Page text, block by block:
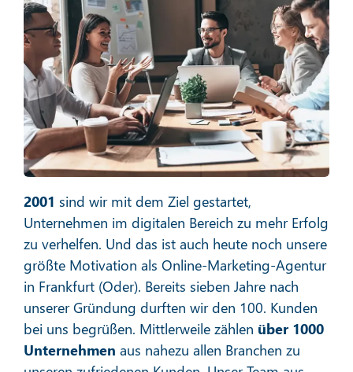
Social Media Marketing
Mehr erfahren
E-Mail-Marketing
2001 sind wir mit dem Ziel gestartet,
Unternehmen im digitalen Bereich zu mehr Erfolg
zu verhelfen. Und das ist auch heute noch unsere
größte Motivation als Online-Marketing-Agentur
in Frankfurt (Oder). Bereits sieben Jahre nach
unserer Gründung durften wir den 100. Kunden
bei uns begrüßen. Mittlerweile zählen über 1000
Unternehmen aus nahezu allen Branchen zu